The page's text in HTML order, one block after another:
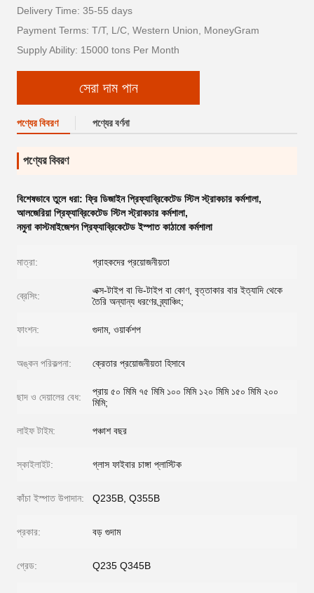
Delivery Time: 35-55 days
Payment Terms: T/T, L/C, Western Union, MoneyGram
Supply Ability: 15000 tons Per Month
সেরা দাম পান
পণ্যের বিবরণ পণ্যের বর্ণনা
পণ্যের বিবরণ
বিশেষভাবে তুলে ধরা: ফ্রি ডিজাইন প্রিফ্যাব্রিকেটেড স্টিল স্ট্রাকচার কর্মশালা,
আলজেরিয়া প্রিফ্যাব্রিকেটেড স্টিল স্ট্রাকচার কর্মশালা,
নমুনা কাস্টমাইজেশন প্রিফ্যাব্রিকেটেড ইস্পাত কাঠামো কর্মশালা
মাত্রা: গ্রাহকদের প্রয়োজনীয়তা
ব্রেসিং:
এক্স-টাইপ বা ভি-টাইপ বা কোণ, বৃত্তাকার বার ইত্যাদি থেকে
তৈরি অন্যান্য ধরণের ব্র্যাঞ্চিং;
ফাংশন: গুদাম, ওয়ার্কশপ
অঙ্কন পরিকল্পনা: ক্রেতার প্রয়োজনীয়তা হিসাবে
ছাদ ও দেয়ালের বেধ:
প্রায় ৫০ মিমি ৭৫ মিমি ১০০ মিমি ১২০ মিমি ১৫০ মিমি ২০০
মিমি;
লাইফ টাইম: পঞ্চাশ বছর
স্কাইলাইট: গ্লাস ফাইবার চাঙ্গা প্লাস্টিক
কাঁচা ইস্পাত উপাদান: Q235B, Q355B
প্রকার: বড় গুদাম
গ্রেড: Q235 Q345B